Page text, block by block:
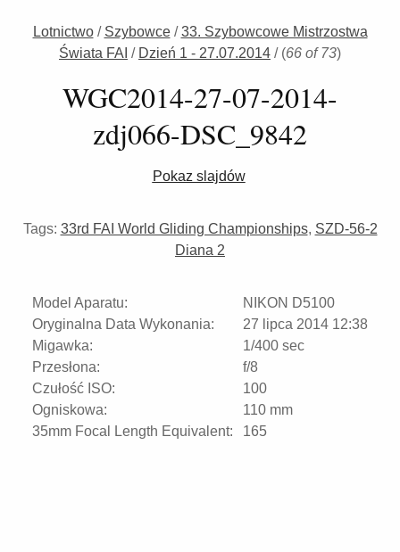
Lotnictwo/ Szybowce/33. Szybowcowe Mistrzostwa
Świata FAI / Dzień 1 - 27.07.2014 / (66 of 73)
WGC2014-27-07-2014-
zdj066-DSC_9842
Pokaz slajdów
Tags: 33rd FAI World Gliding Championships, SZD-56-2
Diana 2
Model Aparatu:
NIKON D5100
Oryginalna Data Wykonania:
27 lipca 2014 12:38
Migawka:
1/400 sec
Przesłona:
f/8
Czułość ISO:
100
Ogniskowa:
110 mm
35mm Focal Length Equivalent:
165